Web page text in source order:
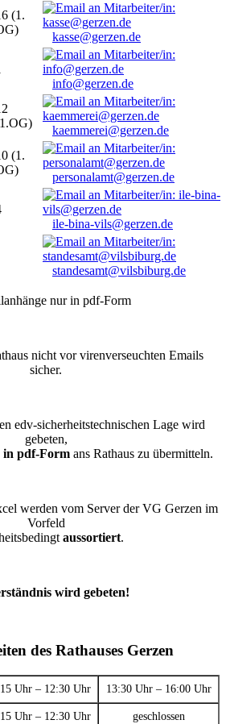
(1.
kasse@gerzen.de
info@gerzen.de
kaemmerei@gerzen.de
(1.
personalamt@gerzen.de
ile-bina-vils@gerzen.de
standesamt@vilsbiburg.de
nicht vor virenverseuchten Emails
sicher.
edv-sicherheitstechnischen Lage wird
gebeten,
in pdf-Formans Rathaus zu übermitteln.
werden vom Server der VG Gerzen im
Vorfeld
aussortiert.
wird gebeten!
des Rathauses Gerzen
Uhr – 12:30 Uhr 13:30 Uhr – 16:00 Uhr
Uhr – 12:30 Uhr geschlossen